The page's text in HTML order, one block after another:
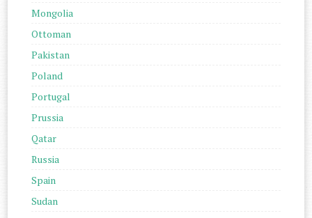
Mongolia
Ottoman
Pakistan
Poland
Portugal
Prussia
Qatar
Russia
Spain
Sudan